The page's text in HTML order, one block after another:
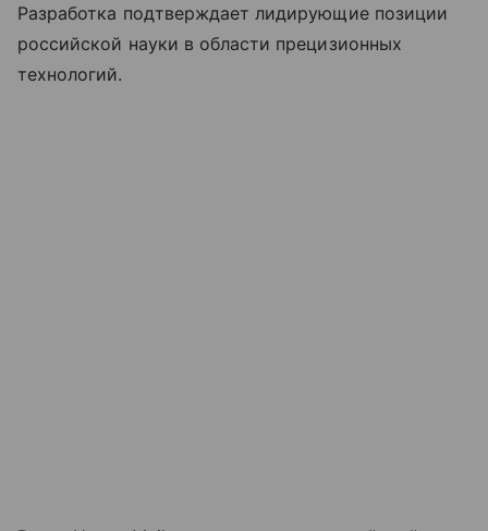
Разработка подтверждает лидирующие позиции
российской науки в области прецизионных
технологий.